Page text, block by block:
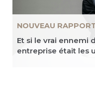
NOUVEAU
Et si le vrai ennemi
entreprise était les